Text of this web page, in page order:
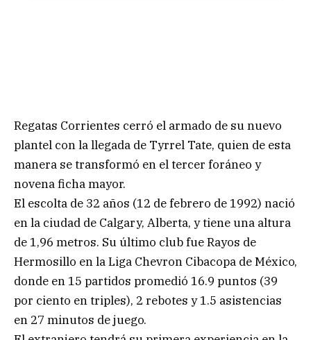
Regatas Corrientes cerró el armado de su nuevo
plantel con la llegada de Tyrrel Tate, quien de esta
manera se transformó en el tercer foráneo y
novena ficha mayor.
El escolta de 32 años (12 de febrero de 1992) nació
en la ciudad de Calgary, Alberta, y tiene una altura
de 1,96 metros. Su último club fue Rayos de
Hermosillo en la Liga Chevron Cibacopa de México,
donde en 15 partidos promedió 16.9 puntos (39
por ciento en triples), 2 rebotes y 1.5 asistencias
en 27 minutos de juego.